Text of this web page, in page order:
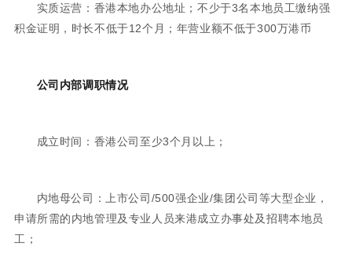
实质运营：香港本地办公地址；不少于3名本地员工缴纳强
积金证明，时长不低于12个月；年营业额不低于300万港币
公司内部调职情况
成立时间：香港公司至少3个月以上；
内地母公司：上市公司/500强企业/集团公司等大型企业，
申请所需的内地管理及专业人员来港成立办事处及招聘本地员
工；